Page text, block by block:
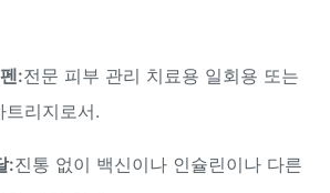
:전문 피부 관리 치료용 일회용 또는
리지로서.
:진통 없이 백신이나 인슐린이나 다른